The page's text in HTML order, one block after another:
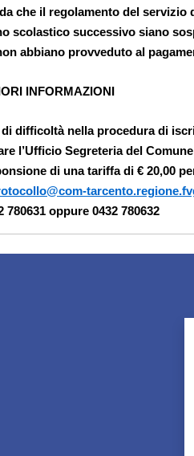
che il regolamento del servizio
scolastico successivo siano
abbiano provveduto al
INFORMAZIONI
di difficoltà nella procedura di
l’Ufficio Segreteria del
di una tariffa di € 20,00
780631 oppure 0432 780632